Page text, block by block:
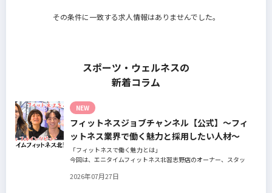
その条件に一致する求人情報はありませんでした。
スポーツ・ウェルネスの
新着コラム
NEW
フィットネスジョブチャンネル【公式】～フィ
ットネス業界で働く魅力と採用したい人材～
「フィットネスで働く魅力とは」
今回は、エニタイムフィットネス北習志野店のオーナー、スタッ
についてインタビュー。オーナー様からはスタッフの採用基準、実
2026年07月27日